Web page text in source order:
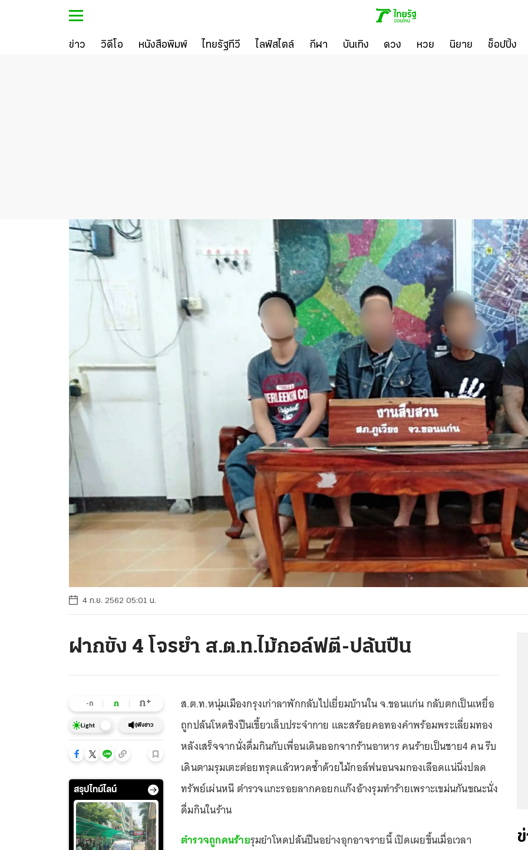
ข่าว วิดีโอ หนังสือพิมพ์ ไทยรัฐทีวี ไลฟ์สไตล์ กีฬา บันเทิง ดวง หวย นิยาย ช็อปปิ้ง
4 ก.ย. 2562 05:01 น.
ฝากขัง 4 โจรยำ ส.ต.ท.ไม้กอล์ฟตี-ปล้นปืน
-ก ก ก+
Light ฟังข่าว
สรุปไทม์ไลน์
ส.ต.ท.หนุ่มเมืองกรุงเก่าลาพักกลับไปเยี่ยมบ้านใน จ.ขอนแก่น กลับตกเป็นเหยื่อ
ถูกปล้นโหดชิงปืนเขี้ยวเล็บประจำกาย และสร้อยคอทองคำพร้อมพระเลี่ยมทอง
หลังเสร็จจากนั่งดื่มกินกับเพื่อนเดินออกจากร้านอาหาร คนร้ายเป็นชาย4 คน รีบ
เดินตามรุมเตะต่อยทรุดแล้วหวดซ้ำด้วยไม้กอล์ฟนอนจมกองเลือดแน่นิ่งปลด
ทรัพย์เผ่นหนี ตำรวจแกะรอยลากคอยกแก๊งอ้างรุมทำร้ายเพราะเขม่นกันขณะนั่ง
ดื่มกินในร้าน
ตำรวจถูกคนร้ายรุมยำโหดปล้นปืนอย่างอุกอาจรายนี้ เปิดเผยขึ้นเมื่อเวลา